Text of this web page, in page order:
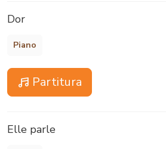
Dor
Piano
Partitura
Elle parle